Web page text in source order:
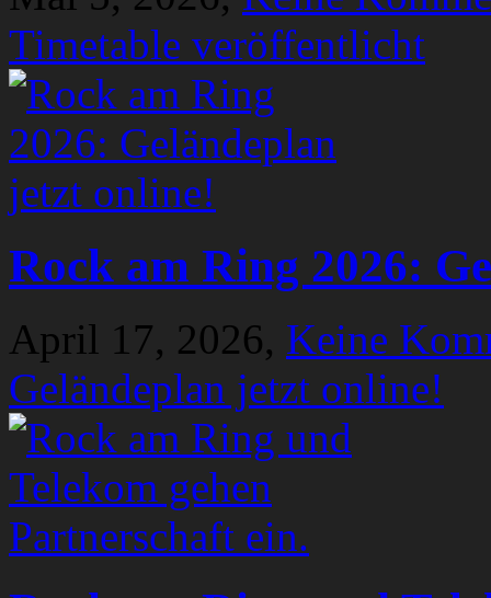
Timetable veröffentlicht
Rock am Ring 2026:
April 17, 2026, Keine
Geländeplan jetzt online!